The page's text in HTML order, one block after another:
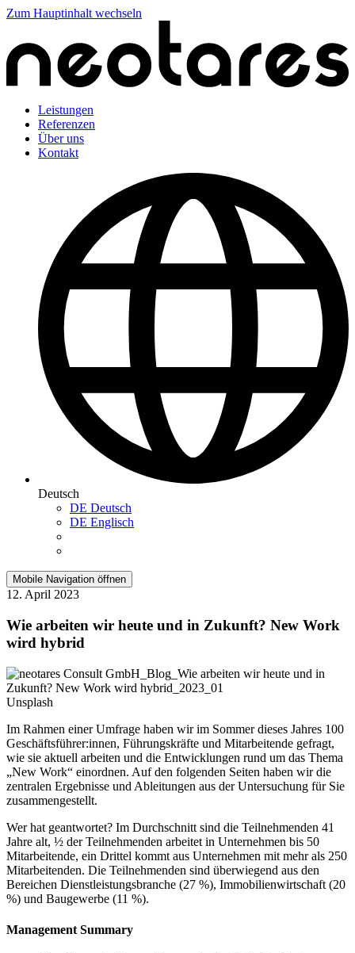
Zum Hauptinhalt wechseln
Leistungen
Referenzen
Über uns
Kontakt
Deutsch
DE Deutsch
DE Englisch
Mobile Navigation öffnen
12. April 2023
Wie arbeiten wir heute und in Zukunft? New Work
wird hybrid
Unsplash
Im Rahmen einer Umfrage haben wir im Sommer dieses Jahres 100
Geschäftsführer:innen, Führungskräfte und Mitarbeitende gefragt,
wie sie aktuell arbeiten und die Entwicklungen rund um das Thema
„New Work“ einordnen. Auf den folgenden Seiten haben wir die
zentralen Ergebnisse und Ableitungen aus der Untersuchung für Sie
zusammengestellt.
Wer hat geantwortet? Im Durchschnitt sind die Teilnehmenden 41
Jahre alt, ½ der Teilnehmenden arbeitet in Unternehmen bis 50
Mitarbeitende, ein Drittel kommt aus Unternehmen mit mehr als 250
Mitarbeitenden. Die Teilnehmenden sind überwiegend aus den
Bereichen Dienstleistungsbranche (27 %), Immobilienwirtschaft (20
%) und Baugewerbe (11 %).
Management Summary